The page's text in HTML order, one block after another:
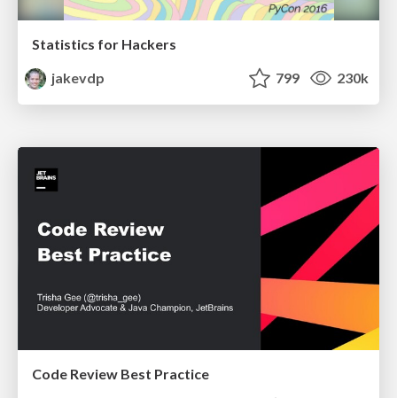
Statistics for Hackers
jakevdp
799 230k
Code Review Best Practice